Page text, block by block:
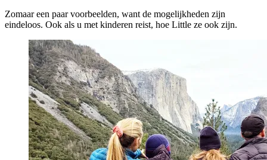
Zomaar een paar voorbeelden, want de mogelijkheden zijn
eindeloos. Ook als u met kinderen reist, hoe Little ze ook zijn.